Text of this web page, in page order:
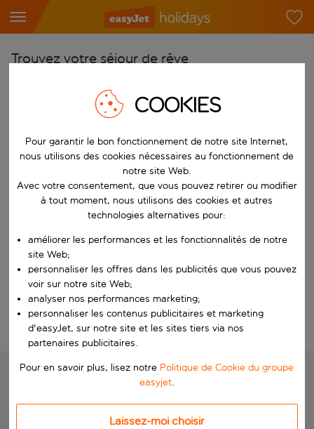
Trouvez votre séjour de rêve
Choisissez votre aéroport
Commencez à taper pour la saisie automatique. Lorsque les
Choisissez votre destination
Vers
Choisissez vos dates
Quand
Rechercher
COOKIES
Pour garantir le bon fonctionnement de notre site Internet,
nous utilisons des cookies nécessaires au fonctionnement de
notre site Web.
Avec votre consentement, que vous pouvez retirer ou modifier
à tout moment, nous utilisons des cookies et autres
technologies alternatives pour:
améliorer les performances et les fonctionnalités de notre
site Web;
personnaliser les offres dans les publicités que vous pouvez
voir sur notre site Web;
analyser nos performances marketing;
personnaliser les contenus publicitaires et marketing
d'easyJet, sur notre site et les sites tiers via nos
partenaires publicitaires.
Pour en savoir plus, lisez notre Politique de Cookie du groupe
easyjet.
Laissez-moi choisir